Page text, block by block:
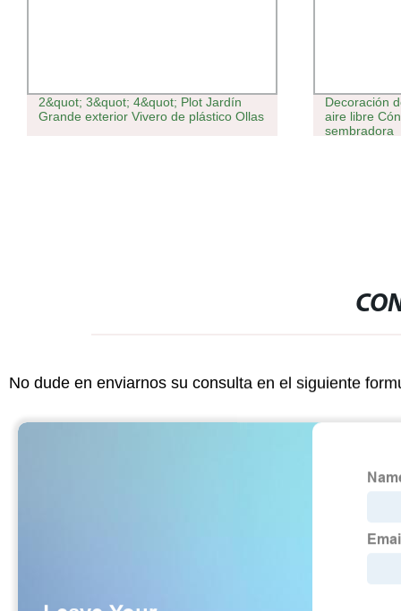
2&quot; 3&quot; 4&quot; Plot Jardín
Grande exterior Vivero de plástico Ollas
Decoración
aire libre
sembradora
No dude en enviarnos su consulta en el siguiente